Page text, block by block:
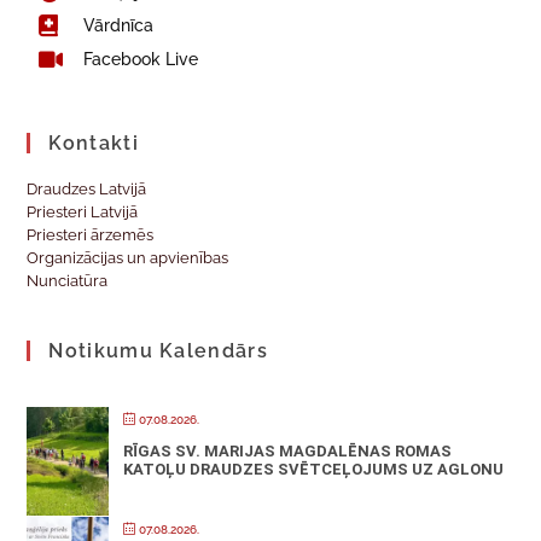
Vārdnīca
Facebook Live
Kontakti
Draudzes Latvijā
Priesteri Latvijā
Priesteri ārzemēs
Organizācijas un apvienības
Nunciatūra
Notikumu Kalendārs
07.08.2026.
RĪGAS SV. MARIJAS MAGDALĒNAS ROMAS
KATOĻU DRAUDZES SVĒTCEĻOJUMS UZ AGLONU
07.08.2026.